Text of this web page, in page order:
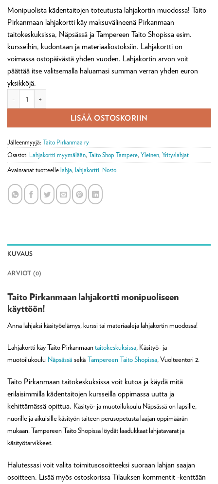
Monipuolista kädentaitojen toteutusta lahjakortin muodossa! Taito
Pirkanmaan lahjakortti käy maksuvälineenä Pirkanmaan
taitokeskuksissa, Näpsässä ja Tampereen Taito Shopissa esim.
kursseihin, kudontaan ja materiaaliostoksiin. Lahjakortti on
voimassa ostopäivästä yhden vuoden. Lahjakortin arvon voit
päättää itse valitsemalla haluamasi summan verran yhden euron
yksikköjä.
LISÄÄ OSTOSKORIIN
Jälleenmyyjä: Taito Pirkanmaa ry
Osastot: Lahjakortti myymälään, Taito Shop Tampere, Yleinen, Yrityslahjat
Avainsanat tuotteelle lahja, lahjakortti, Nosto
KUVAUS
ARVIOT (0)
Taito Pirkanmaan lahjakortti monipuoliseen
käyttöön!
Anna lahjaksi käsityöelämys, kurssi tai materiaaleja lahjakortin muodossa!
Lahjakortti käy Taito Pirkanmaantaitokeskuksissa, Käsityö- ja
muotoilukoulu Näpsässä sekä Tampereen Taito Shopissa, Vuolteentori 2.
Taito Pirkanmaan taitokeskuksissa voit kutoa ja käydä mitä
erilaisimmilla kädentaitojen kursseilla oppimassa uutta ja
kehittämässä opittua. Käsityö- ja muotoilukoulu Näpsässä on lapsille,
nuorille ja aikuisillekäsityön taiteen perusopetusta laajan oppimäärän
mukaan. Tampereen Taito Shopissa löydät laadukkaat lahjatavarat ja
käsityötarvikkeet.
Halutessasi voit valita toimitusosoitteeksi suoraan lahjan saajan
osoitteen. Lisää myös ostoskorissa Tilauksen kommentit -kenttään